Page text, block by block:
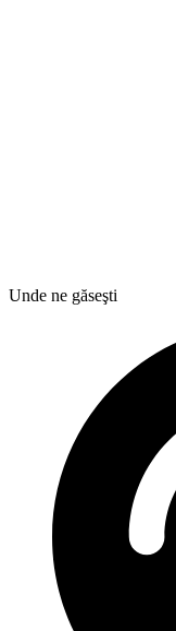
Unde ne găseşti